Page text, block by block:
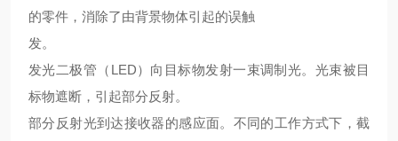
的零件，消除了由背景物体引起的误触
发。
发光二极管（LED）向目标物发射一束调制光。光束被目
标物遮断，引起部分反射。
部分反射光到达接收器的感应面。不同的工作方式下，截